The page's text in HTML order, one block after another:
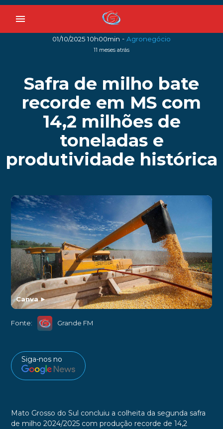
menu
01/10/2025 10h00min - Agronegócio
11 meses atrás
Safra de milho bate
recorde em MS com
14,2 milhões de
toneladas e
produtividade histórica
Canva►
Fonte: Grande FM
Siga-nos no
Mato Grosso do Sul concluiu a colheita da segunda safra
de milho 2024/2025 com produção recorde de 14,2